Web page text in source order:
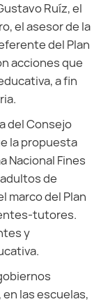
Ruíz, el
el asesor de la
del Plan
acciones que
a fin
del Consejo
la propuesta
Nacional Fines
de
marco del Plan
tutores.
y
las escuelas,